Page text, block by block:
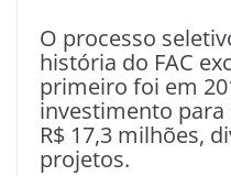
O processo
história do FAC
primeiro foi em
investimento
R$ 17,3 milhões,
projetos.